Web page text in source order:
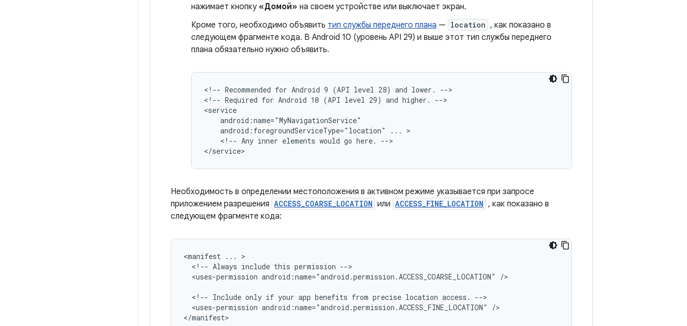
нажимает кнопку «Домой» на своем устройстве или выключает экран.
Кроме того, необходимо объявить тип службы переднего плана — location , как показано в
следующем фрагменте кода. В Android 10 (уровень API 29) и выше этот тип службы переднего
плана обязательно нужно объявить.
<!-- Recommended for Android 9 (API level 28) and lower.
-->
<!-- Required for Android 10 (API level 29) and higher.
-->
android:foregroundServiceType="location"
...
<!-- Any inner elements would go here.
-->
Необходимость в определении местоположения в активном режиме указывается при запросе
приложением разрешения ACCESS_COARSE_LOCATION или ACCESS_FINE_LOCATION , как показано в
следующем фрагменте кода:
<manifest ...
<!-- Always include this permission
<uses-permission android:name="android.permission.ACCESS_COARSE_LOCATION" />
<!-- Include only if your app benefits from precise location access.
<uses-permission android:name="android.permission.ACCESS_FINE_LOCATION"
/>